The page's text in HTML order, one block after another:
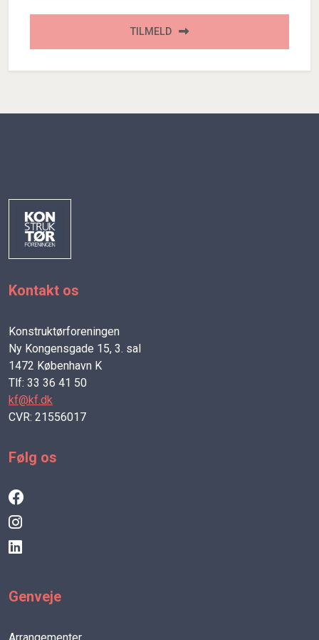
TILMELD
Kontakt os
Konstruktørforeningen
Ny Kongensgade 15, 3. sal
1472 København K
Tlf: 33 36 41 50
kf@kf.dk
CVR: 21556017
Følg os
Genveje